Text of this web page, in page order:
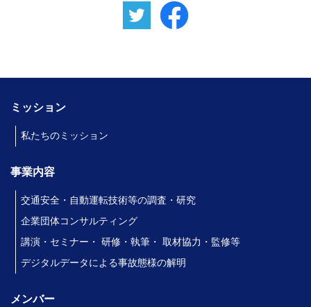
ミッション
私たちのミッション
事業内容
交通安全・自動運転技術等の調査・研究
企業団体コンサルティング
講演・セミナー・ 研修・執筆・ 取材協力・監修等
デジタルデータによる事故態様の解明
メンバー